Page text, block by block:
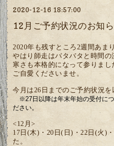
2020-12-16 18:57:00
12月ご予約状況のお知
2020年も残すところ2週間あま
やはり師走はバタバタと時間の
寒さも本格的になって参りま
ご自愛くださいませ。
今月は26日までのご予約状況を
※27日以降は年末年始の受付につ
ださい。
<12月>
17日(木)・20日(日)・22日(火)
た。